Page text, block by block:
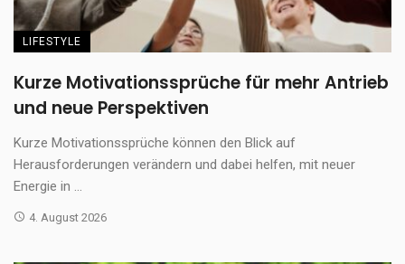
LIFESTYLE
Kurze Motivationssprüche für mehr Antrieb
und neue Perspektiven
Kurze Motivationssprüche können den Blick auf
Herausforderungen verändern und dabei helfen, mit neuer
Energie in ...
4. August 2026